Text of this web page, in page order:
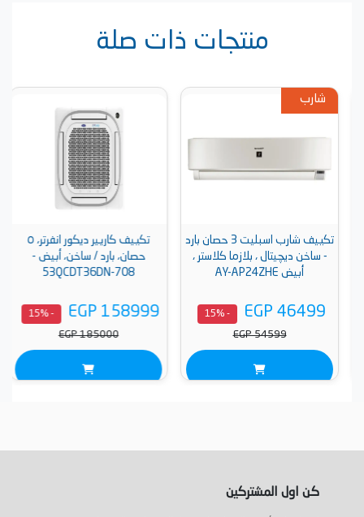
منتجات ذات صلة
شارب
تكييف شارب اسبليت 3 حصان بارد
- ساخن ديچيتال ، بلازما كلاستر ،
أبيض AY-AP24ZHE
EGP 46499
EGP 54599
تكييف كاريير ديكور انفرتر، ٥
حصان، بارد / ساخن، أبيض -
53QCDT36DN-708
EGP 158999
EGP 185000
كن اول المشتركين